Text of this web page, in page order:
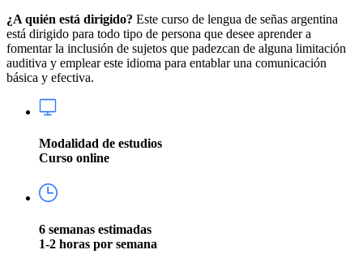
¿A quién está dirigido? Este curso de lengua de señas argentina
está dirigido para todo tipo de persona que desee aprender a
fomentar la inclusión de sujetos que padezcan de alguna limitación
auditiva y emplear este idioma para entablar una comunicación
básica y efectiva.
Modalidad de estudios
Curso online
6 semanas estimadas
1-2 horas por semana